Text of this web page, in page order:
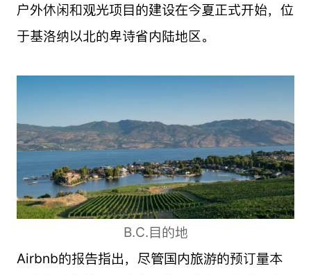
户外休闲和观光项目的建设在今夏正式开始，位
于基洛纳以北的卑诗省内陆地区。
B.C.目的地
Airbnb的报告指出，尽管国内旅游的预订量本